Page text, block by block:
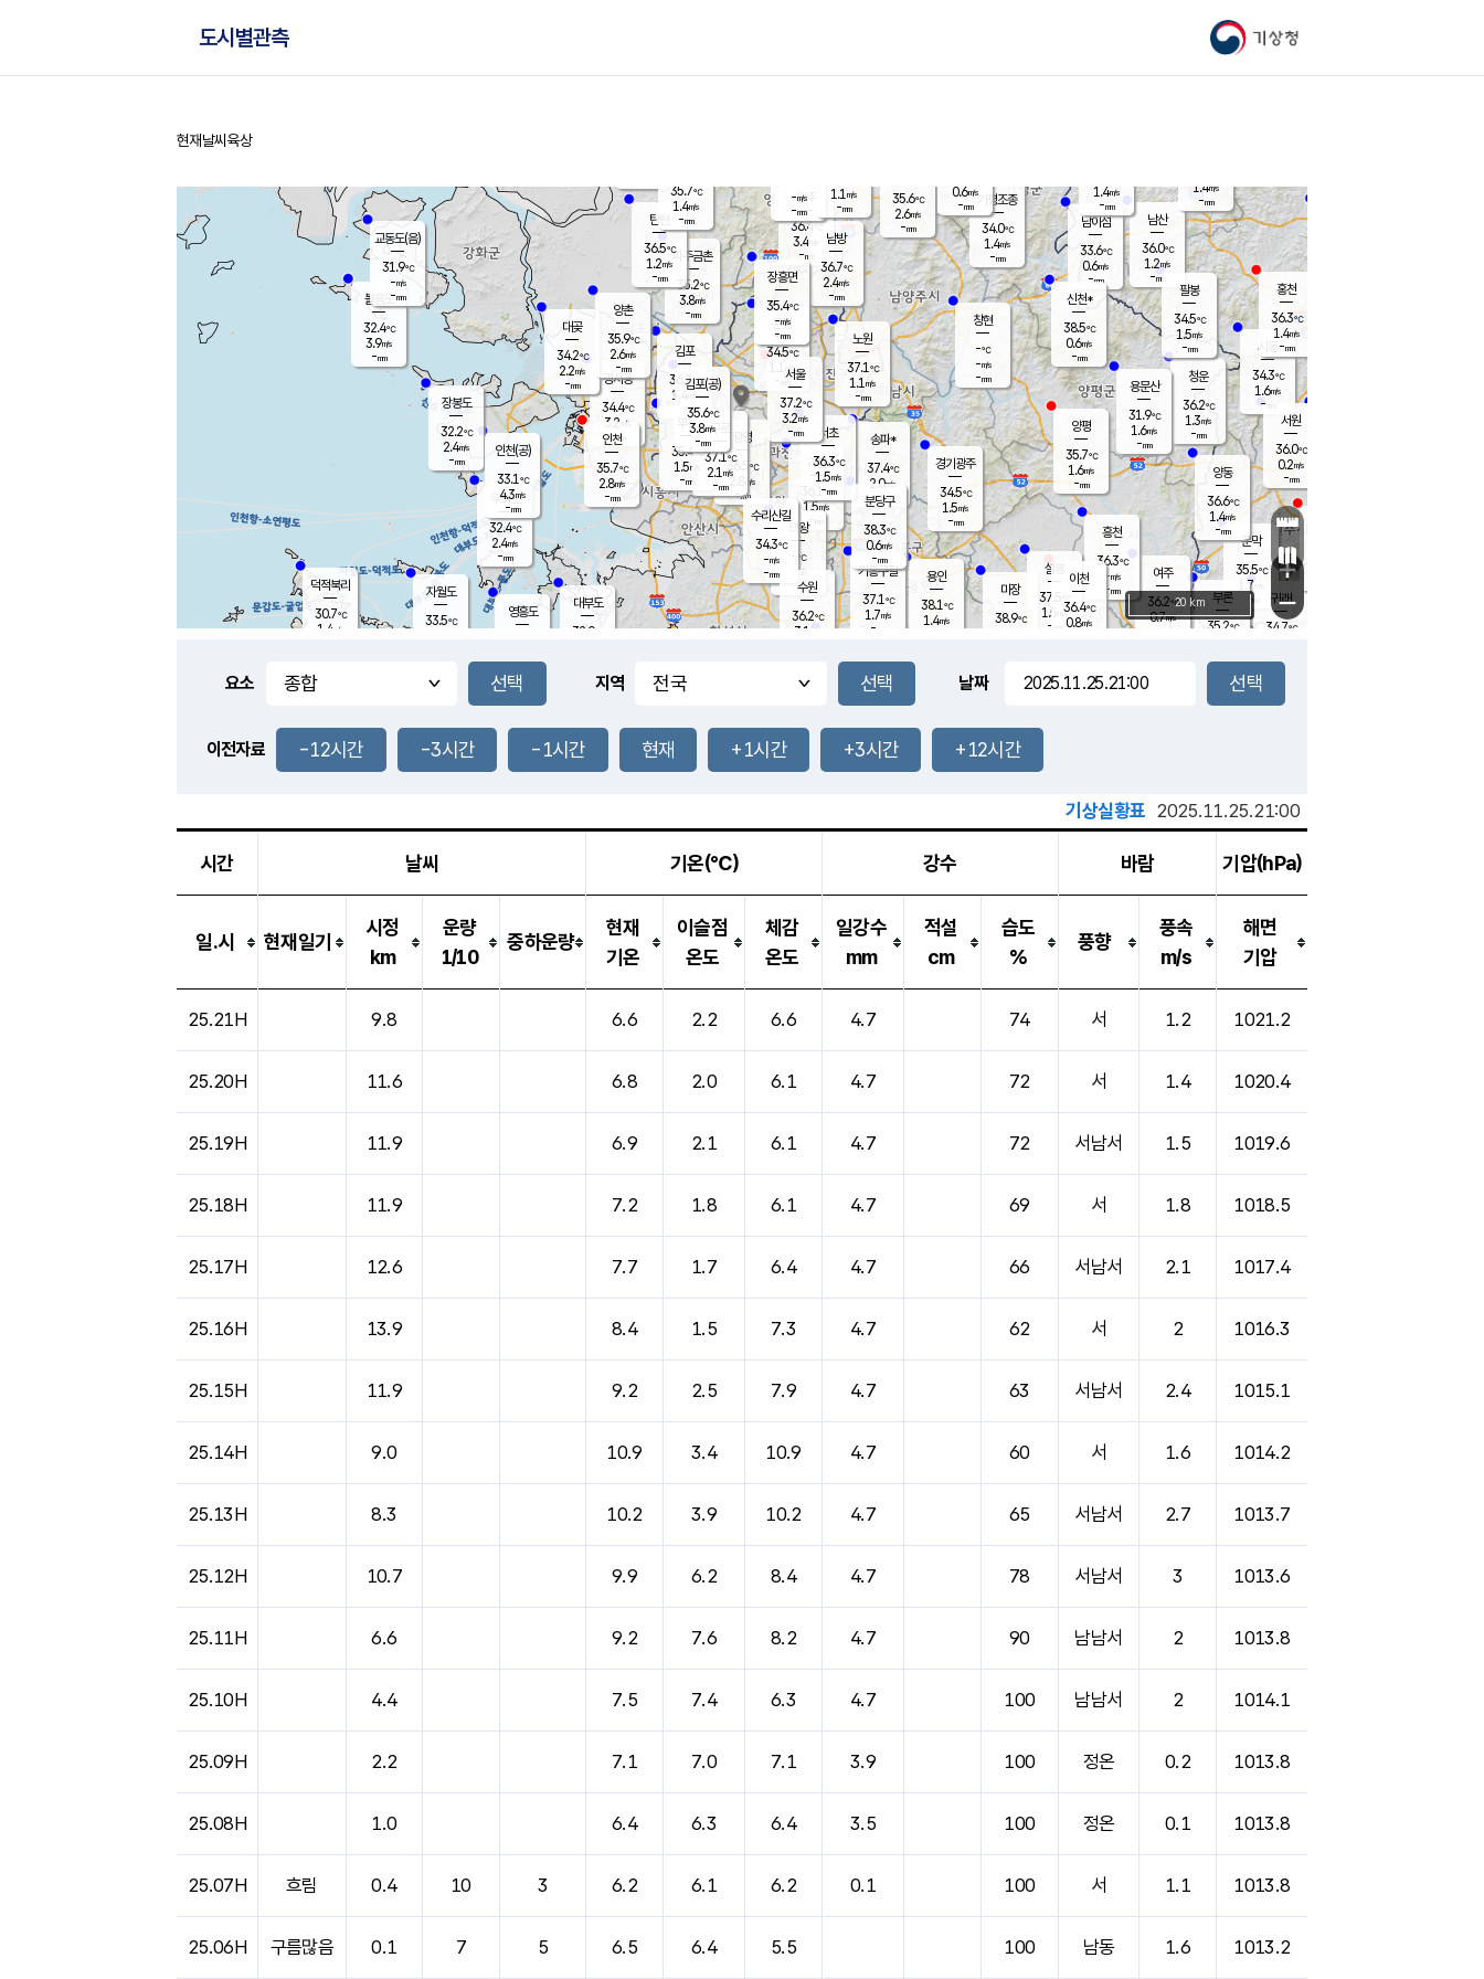
기상청
도시별관측
홈
현재날씨 육상
풍도
4.2m/s
문막
35.5℃
1.7m/s
mm
남이섬
33.6℃
0.6m/s
-mm
무의도
32.4℃
2.4m/s
-mm
영흥도
볼음도
32.4℃
3.9m/s
-mm
자월도
33.5℃
양주
36.4℃
3.4
-mm
부론
35.2℃
과천
36.1℃
1.5m/s
- mm
남산
36.0℃
1.2m/s
-mm
장봉도
32.2℃
2.4m/s
-mm
-mm
청운
36.2℃
1.3m/s
-mm
팔봉
34.5℃
1.5m/s
-mm
-mm
용인
38.1℃
1.4m/s
여주
36.2℃
0.7m/s
양동
36.6℃
1.4m/s
-mm
경기광주
34.5℃
1.5m/s
-mm
장호원
1.4m/s
-mm
33.8
℃
대부도
32.0
-
경서동
34.4℃
3.2 m/s
-mm
파주금촌
35.2℃
3.8m/s
-mm
가평조종
34.0℃
1.4m/s
-mm
35.6℃
2.6m/s
-mm
대곶
34.2℃
2.2m/s
-mm
신천*
38.5℃
0.6m/s
-mm
창현
-℃
-m/s
-mm
탄현
36.5℃
1.2m/s
-mm
0.6m/s
-mm
37.5℃
1.3m/s
-mm
흥천
36.3℃
-m/s
-mm
마장
38.9℃
의왕
- ℃
m/s
mm
김포
36.2℃
1.4 m/s
mm
설봉
37.5
1.5 m/s
- mm
광명
36.5 ℃
2.8 m/s
-mm
부천
35.4℃
1.5m/s
-mm
-mm
양촌
35.9℃
2.6m/s
-mm
구로
37.1℃
2.1 m/s
-mm
은평
34.5℃
m/s
- mm
노원
37.1℃
1.1 m/s
-mm
송파*
37.4℃
2.0m/s
-mm
서초
36.3℃
1.5m/s
-mm
남방
36.7℃
2.4m/s
-mm
기흥구갈
37.1℃
1.7m/s
-
수리산길
34.3℃
-m/s
-mm
분당구
38.3℃
0.6m/s
-mm
장흥면
35.4℃
-m/s
-mm
-m/s
-mm
시동
34.3℃
1.6m/s
- mm
귀래
34.7℃
서원
36.0℃
0.2m/s
-mm
용문산
31.9℃
1.6m/s
-mm
덕적북리
30.7℃
1.4 m/s
인천(공)
33.1℃
4.3m/s
-mm
김포(공)
35.6℃
3.8m/s
-mm
교동도(음)
31.9℃
-m/s
-mm
홍천
36.3℃
1.4m/s
-mm
이천
36.4℃
0.8m/s
양평
35.7℃
1.6m/s
-mm
수원
36.2℃
3.1 m/s
인천
35.7℃
2.8m/s
-mm
서울
37.2℃
3.2m/s
-mm
1.4m/s
-mm
35.7℃
1.4m/s
-mm
1.1 m/s
-mm
+
−
20 km
요소 지역 날짜
이전자료 -12시간 -3시간 -1시간 현재 +1시간 +3시간 +12시간
기상실황표 2025.11.25.21:00
시간 날씨 기온(℃) 강수 바람 기압(hPa)
일.시 현재일기
시정
km
운량
1/10
중하운량
현재
기온
이슬점
온도
체감
온도
일강수
mm
적설
cm
습도
%
풍향
풍속
m/s
해면
기압
25.21H 9.8 6.6 2.2 6.6 4.7 74 서 1.2 1021.2
25.20H 11.6 6.8 2.0 6.1 4.7 72 서 1.4 1020.4
25.19H 11.9 6.9 2.1 6.1 4.7 72 서남서 1.5 1019.6
25.18H 11.9 7.2 1.8 6.1 4.7 69 서 1.8 1018.5
25.17H 12.6 7.7 1.7 6.4 4.7 66 서남서 2.1 1017.4
25.16H 13.9 8.4 1.5 7.3 4.7 62 서 2 1016.3
25.15H 11.9 9.2 2.5 7.9 4.7 63 서남서 2.4 1015.1
25.14H 9.0 10.9 3.4 10.9 4.7 60 서 1.6 1014.2
25.13H 8.3 10.2 3.9 10.2 4.7 65 서남서 2.7 1013.7
25.12H 10.7 9.9 6.2 8.4 4.7 78 서남서 3 1013.6
25.11H 6.6 9.2 7.6 8.2 4.7 90 남남서 2 1013.8
25.10H 4.4 7.5 7.4 6.3 4.7 100 남남서 2 1014.1
25.09H 2.2 7.1 7.0 7.1 3.9 100 정온 0.2 1013.8
25.08H 1.0 6.4 6.3 6.4 3.5 100 정온 0.1 1013.8
25.07H 흐림 0.4 10 3 6.2 6.1 6.2 0.1 100 서 1.1 1013.8
25.06H 구름많음 0.1 7 5 6.5 6.4 5.5 100 남동 1.6 1013.2